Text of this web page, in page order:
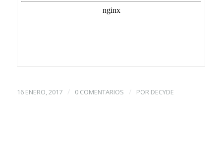
16 ENERO, 2017 / 0 COMENTARIOS / POR DECYDE